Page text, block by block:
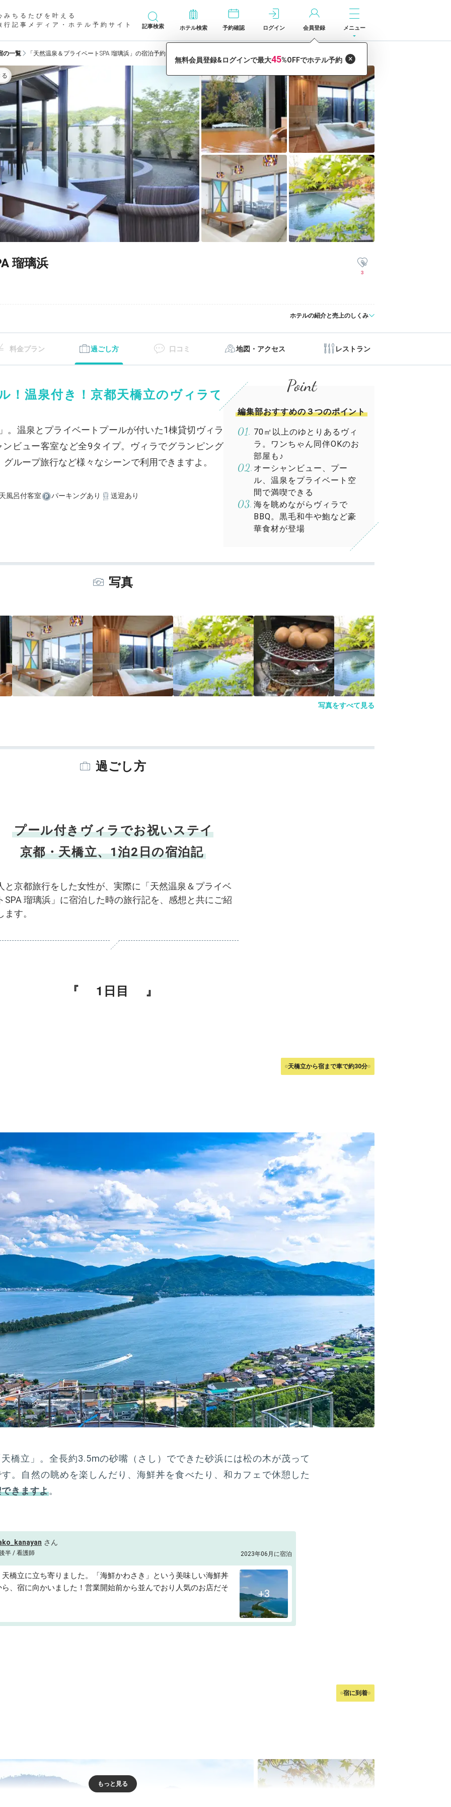
みちるたびを叶える
行記事メディア・ホテル予約サイト
記事検索 ホテル検索 予約確認 ログイン 会員登録 メニュー
の一覧 「天然温泉＆プライベートSPA 瑠璃浜」の宿泊予約
る
瑠璃浜
3
ホテルの紹介と売上のしくみ
料金プラン 過ごし方 口コミ 地図・アクセス レストラン
！温泉付き！京都天橋立のヴィラで
。温泉とプライベートプールが付いた1棟貸切ヴィラ
ビュー客室など全9タイプ。ヴィラでグランピング
ループ旅行など様々なシーンで利用できますよ。
風呂付客室 パーキングあり 送迎あり
編集部おすすめの３つのポイント
70㎡以上のゆとりあるヴィ
ラ。ワンちゃん同伴OKのお
部屋も♪
オーシャンビュー、プー
ル、温泉をプライベート空
間で満喫できる
海を眺めながらヴィラで
BBQ。黒毛和牛や鮑など豪
華食材が登場
写真
写真をすべて見る
過ごし方
プール付きヴィラでお祝いステイ
京都・天橋立、1泊2日の宿泊記
と京都旅行をした女性が、実際に「天然温泉＆プライベ
SPA 瑠璃浜」に宿泊した時の旅行記を、感想と共にご紹
ます。
1日目
天橋立から宿まで車で約30分
橋立」。全長約3.5mの砂嘴（さし）でできた砂浜には松の木が茂って
。自然の眺めを楽しんだり、海鮮丼を食べたり、和カフェで休憩した
きますよ。
半 / 看護師 2023年06月に宿泊
橋立に立ち寄りました。「海鮮かわさき」という美味しい海鮮丼
、宿に向かいました！営業開始前から並んでおり人気のお店だそ
+3
宿に到着